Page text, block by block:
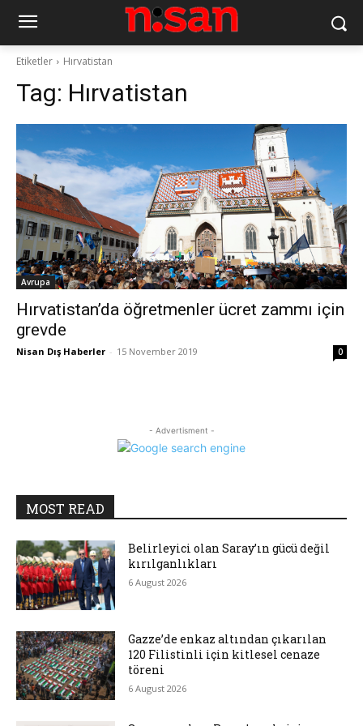
Etiketler Hırvatistan
Tag: Hırvatistan
Avrupa
Hırvatistan’da öğretmenler ücret zammı için
grevde
Nisan Dış Haberler - 15 November 2019 0
- Advertisment -
MOST READ
Belirleyici olan Saray’ın gücü değil
kırılganlıkları
6 August 2026
Gazze’de enkaz altından çıkarılan
120 Filistinli için kitlesel cenaze
töreni
6 August 2026